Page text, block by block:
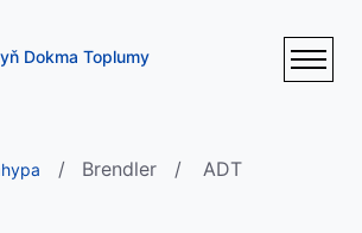
Dokma Toplumy
Brendler ADT